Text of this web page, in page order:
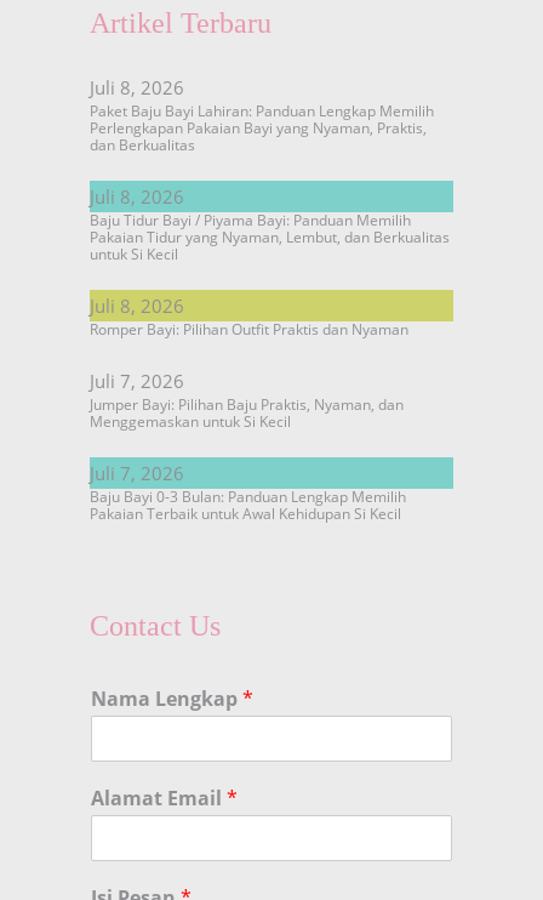
Artikel Terbaru
Juli 8, 2026
Paket Baju Bayi Lahiran: Panduan Lengkap Memilih
Perlengkapan Pakaian Bayi yang Nyaman, Praktis,
dan Berkualitas
Juli 8, 2026
Baju Tidur Bayi / Piyama Bayi: Panduan Memilih
Pakaian Tidur yang Nyaman, Lembut, dan Berkualitas
untuk Si Kecil
Juli 8, 2026
Romper Bayi: Pilihan Outfit Praktis dan Nyaman
Juli 7, 2026
Jumper Bayi: Pilihan Baju Praktis, Nyaman, dan
Menggemaskan untuk Si Kecil
Juli 7, 2026
Baju Bayi 0-3 Bulan: Panduan Lengkap Memilih
Pakaian Terbaik untuk Awal Kehidupan Si Kecil
Contact Us
Nama Lengkap*
Alamat Email *